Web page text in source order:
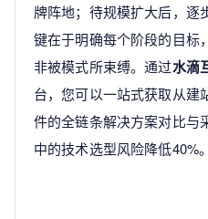
牌阵地；待规模扩大后，逐
键在于明确每个阶段的目标
非被模式所束缚。通过水滴
台，您可以一站式获取从建
件的全链条解决方案对比与
中的技术选型风险降低40%。